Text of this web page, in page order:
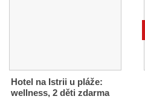
Hotel na Istrii u pláže:
wellness, 2 děti zdarma